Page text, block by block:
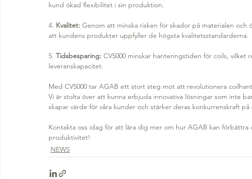
kund ökad flexibilitet i sin produktion.
4. Kvalitet: Genom att minska risken för skador på materialen och
att kundens produkter uppfyller de högsta kvalitetsstandarderna.
5. Tidsbesparing: CV5000 minskar hanteringstiden för coils,
leveranskapacitet.
Med CV5000 tar AGAB ett stort steg mot att revolutionera
Vi är stolta över att kunna erbjuda innovativa lösningar som inte
skapar värde för våra kunder och stärker deras konkurrenskraft på
Kontakta oss idag för att lära dig mer om hur AGAB kan
produktivitet!
NEWS